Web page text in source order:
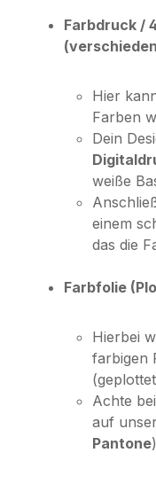
Farbdruck /
Hier
Farben
Dein
weiße
einem
das die
Farbfolie
Hierbei
farbigen
Achte
auf
Pantone